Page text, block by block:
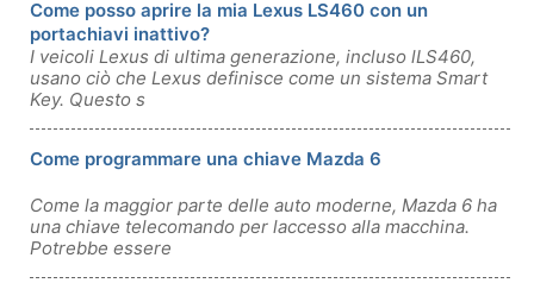
Come posso aprire la mia Lexus LS460 con un
portachiavi inattivo?
I veicoli Lexus di ultima generazione, incluso lLS460,
usano ciò che Lexus definisce come un sistema Smart
Key. Questo s
Come programmare una chiave Mazda 6
Come la maggior parte delle auto moderne, Mazda 6 ha
una chiave telecomando per laccesso alla macchina.
Potrebbe essere